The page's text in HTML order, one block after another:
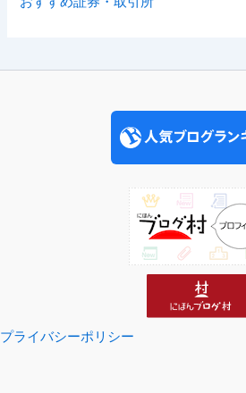
プライバシーポリシー